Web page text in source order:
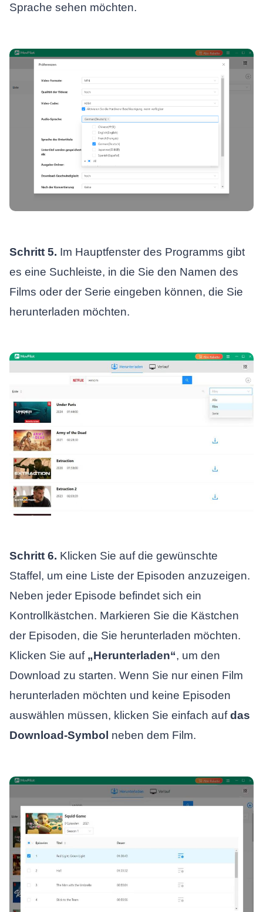
Sprache sehen möchten.
Schritt 5. Im Hauptfenster des Programms gibt
es eine Suchleiste, in die Sie den Namen des
Films oder der Serie eingeben können, die Sie
herunterladen möchten.
Schritt 6. Klicken Sie auf die gewünschte
Staffel, um eine Liste der Episoden anzuzeigen.
Neben jeder Episode befindet sich ein
Kontrollkästchen. Markieren Sie die Kästchen
der Episoden, die Sie herunterladen möchten.
Klicken Sie auf „Herunterladen“, um den
Download zu starten. Wenn Sie nur einen Film
herunterladen möchten und keine Episoden
auswählen müssen, klicken Sie einfach aufdas
Download-Symbol neben dem Film.